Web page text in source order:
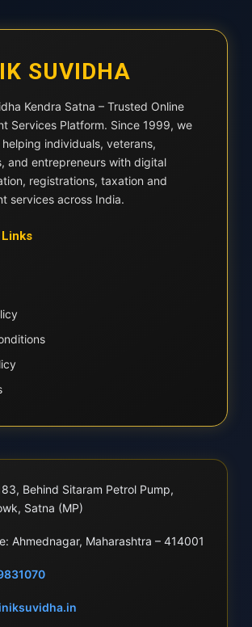
SUVIDHA
Kendra Satna – Trusted Online
Services Platform. Since 1999, we
individuals, veterans,
and entrepreneurs with digital
registrations, taxation and
services across India.
Behind Sitaram Petrol Pump,
Satna (MP)
Ahmednagar, Maharashtra – 414001